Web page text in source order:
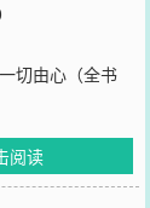
切由心（全书
阅读